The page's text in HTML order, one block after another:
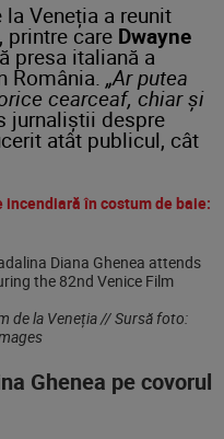
Veneția a reunit
printre care Dwayne
presa italiană a
România. „Ar putea
cearceaf, chiar și
jurnaliștii despre
atât publicul, cât
în costum de baie:
de la Veneția // Sursă foto:
Ghenea pe covorul